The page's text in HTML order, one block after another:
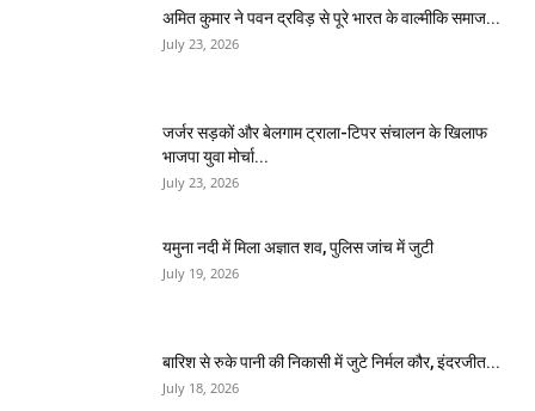
अमित कुमार ने पवन द्रविड़ से पूरे भारत के वाल्मीकि समाज...
July 23, 2026
जर्जर सड़कों और बेलगाम ट्राला-टिपर संचालन के खिलाफ
भाजपा युवा मोर्चा...
July 23, 2026
यमुना नदी में मिला अज्ञात शव, पुलिस जांच में जुटी
July 19, 2026
बारिश से रुके पानी की निकासी में जुटे निर्मल कौर, इंदरजीत...
July 18, 2026